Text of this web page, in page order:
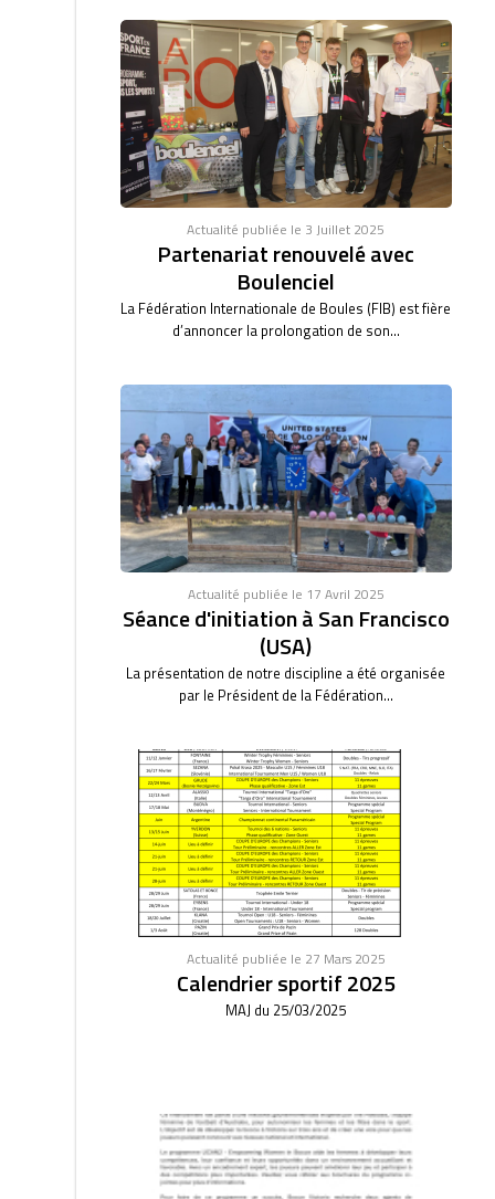
Actualité publiée le 3 Juillet 2025
Partenariat renouvelé avec
Boulenciel
La Fédération Internationale de Boules (FIB) est fière
d’annoncer la prolongation de son...
Actualité publiée le 17 Avril 2025
Séance d'initiation à San Francisco
(USA)
La présentation de notre discipline a été organisée
par le Président de la Fédération...
Actualité publiée le 27 Mars 2025
Calendrier sportif 2025
MAJ du 25/03/2025